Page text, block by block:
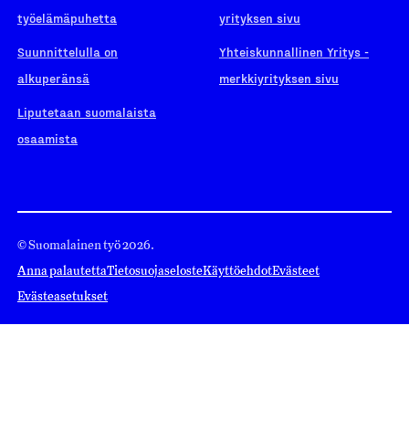
työelämäpuhetta
Suunnittelulla on
alkuperänsä
Liputetaan suomalaista
osaamista
yrityksen sivu
Yhteiskunnallinen Yritys -
merkkiyrityksen sivu
© Suomalainen työ 2026.
Anna palautettaTietosuojaselosteKäyttöehdotEvästeet
Evästeasetukset